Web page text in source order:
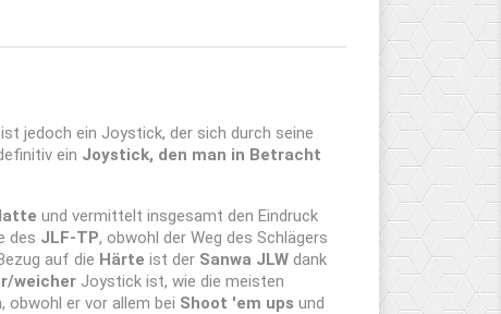
ist jedoch ein Joystick, der sich durch seine
ein Joystick, den man in Betracht
und vermittelt insgesamt den Eindruck
des JLF-TP, obwohl der Weg des Schlägers
auf die Härte ist der Sanwa JLW dank
weicher Joystick ist, wie die meisten
obwohl er vor allem bei Shoot 'em ups und